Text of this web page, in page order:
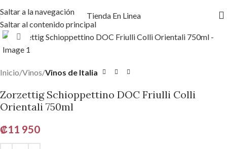
Saltar a la navegación
Saltar al contenido principal
Tienda En Linea
Haga clic para ampliar
Inicio Vinos Vinos de Italia
Zorzettig Schioppettino DOC Friulli Colli
Orientali 750ml
₡11 950